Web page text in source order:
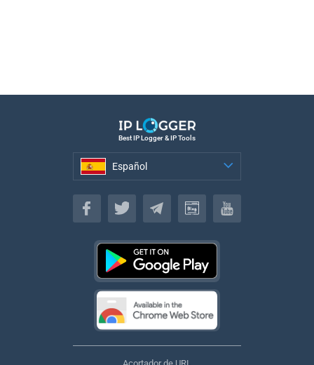
Best IP Logger & IP Tools
Español
Español